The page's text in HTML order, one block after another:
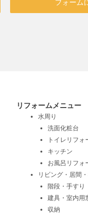
フォーム
リフォームメニュー
水周り
洗面化粧台
トイレリフォ
キッチン
お風呂リフォ
リビング・居間
階段・手すり
建具・室内用
収納